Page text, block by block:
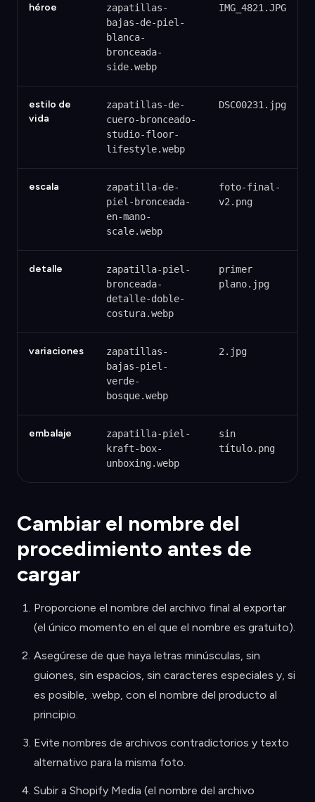
héroe
zapatillas-
bajas-de-piel-
blanca-
bronceada-
side.webp
IMG_4821.JPG
estilo de
vida
zapatillas-de-
cuero-bronceado-
studio-floor-
lifestyle.webp
DSC00231.jpg
escala
zapatilla-de-
piel-bronceada-
en-mano-
scale.webp
foto-final-
v2.png
detalle
zapatilla-piel-
bronceada-
detalle-doble-
costura.webp
primer
plano.jpg
variaciones
zapatillas-
bajas-piel-
verde-
bosque.webp
2.jpg
embalaje
zapatilla-piel-
kraft-box-
unboxing.webp
sin
título.png
Cambiar el nombre del
procedimiento antes de
cargar
Proporcione el nombre del archivo final al exportar
(el único momento en el que el nombre es gratuito).
Asegúrese de que haya letras minúsculas, sin
guiones, sin espacios, sin caracteres especiales y, si
es posible, .webp, con el nombre del producto al
principio.
Evite nombres de archivos contradictorios y texto
alternativo para la misma foto.
Subir a Shopify Media (el nombre del archivo